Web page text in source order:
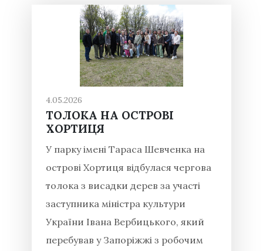
4.05.2026
ТОЛОКА НА ОСТРОВІ
ХОРТИЦЯ
У парку імені Тараса Шевченка на
острові Хортиця відбулася чергова
толока з висадки дерев за участі
заступника міністра культури
України Івана Вербицького, який
перебував у Запоріжжі з робочим